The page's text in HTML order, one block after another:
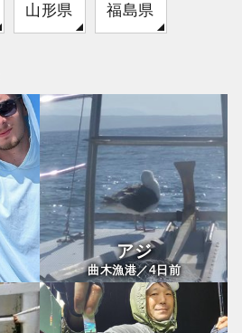
山形県 福島県
アジ
曲木漁港／4日前